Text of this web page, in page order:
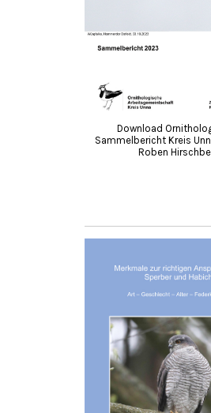
Download
Sammelbericht Kreis
Roben